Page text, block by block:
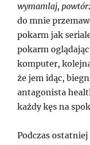
wymamlaj,
do mnie
pokarm jak
pokarm
komputer,
że jem idąc,
antagonista
każdy kęs na
Podczas